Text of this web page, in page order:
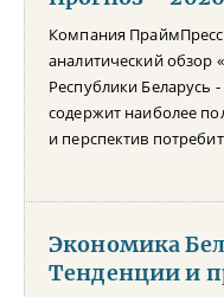
Компания
аналитический обзор
Республики Беларусь
содержит наиболее
и перспектив
Экономика
Тенденции и